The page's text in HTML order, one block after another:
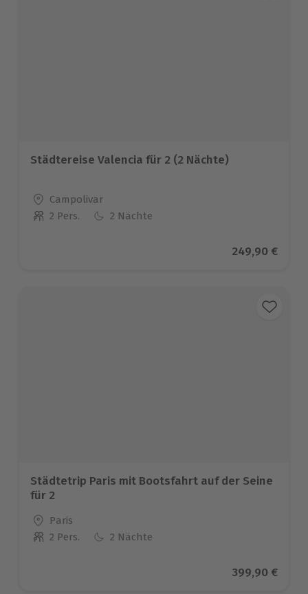
Städtereise Valencia für 2 (2 Nächte)
Standort
Campolivar
Anzahl der Teilnehmer
2 Pers. 2 Nächte
Aktueller
249,90 €
Städtetrip Paris mit Bootsfahrt auf der Seine
für 2
Standort
Paris
Anzahl der Teilnehmer
2 Pers. 2 Nächte
Aktueller
399,90 €